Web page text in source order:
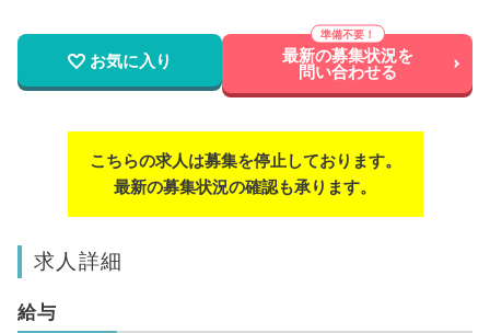
お気に入り 最新の募集状況を
問い合わせる
こちらの求人は募集を停止しております。
最新の募集状況の確認も承ります。
求人詳細
給与